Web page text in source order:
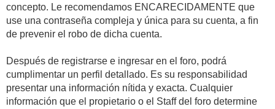
concepto. Le recomendamos ENCARECIDAMENTE que
use una contraseña compleja y única para su cuenta, a fin
de prevenir el robo de dicha cuenta.
Después de registrarse e ingresar en el foro, podrá
cumplimentar un perfil detallado. Es su responsabilidad
presentar una información nítida y exacta. Cualquier
información que el propietario o el Staff del foro determine